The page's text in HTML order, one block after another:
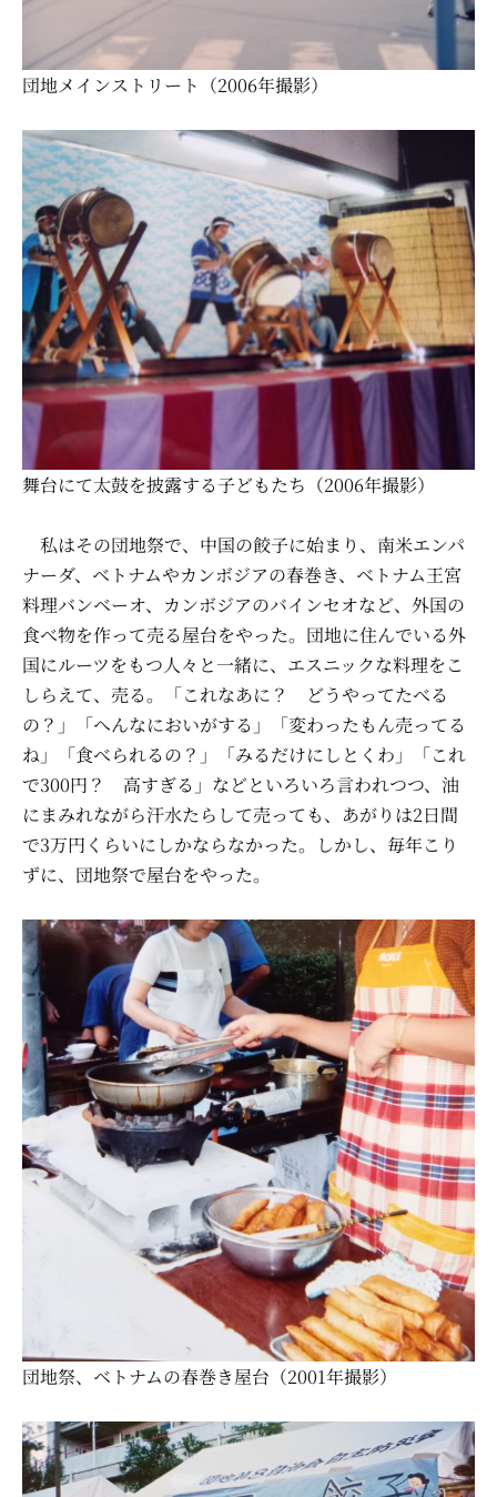
団地メインストリート（2006年撮影）
舞台にて太鼓を披露する子どもたち（2006年撮影）
私はその団地祭で、中国の餃子に始まり、南米エンパ
ナーダ、ベトナムやカンボジアの春巻き、ベトナム王宮
料理バンベーオ、カンボジアのバインセオなど、外国の
食べ物を作って売る屋台をやった。団地に住んでいる外
国にルーツをもつ人々と一緒に、エスニックな料理をこ
しらえて、売る。「これなあに？ どうやってたべる
の？」「へんなにおいがする」「変わったもん売ってる
ね」「食べられるの？」「みるだけにしとくわ」「これ
で300円？ 高すぎる」などといろいろ言われつつ、油
にまみれながら汗水たらして売っても、あがりは2日間
で3万円くらいにしかならなかった。しかし、毎年こり
ずに、団地祭で屋台をやった。
団地祭、ベトナムの春巻き屋台（2001年撮影）